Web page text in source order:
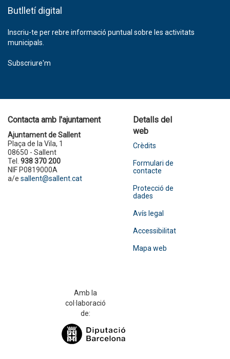
Butlletí digital
Inscriu-te per rebre informació puntual sobre les activitats
municipals.
Subscriure'm
Contacta amb l'ajuntament
Ajuntament de Sallent
Plaça de la Vila, 1
08650 - Sallent
Tel. 938 370 200
NIF P0819000A
a/e sallent@sallent.cat
Detalls del
web
Crèdits
Formulari de
contacte
Protecció de
dades
Avís legal
Accessibilitat
Mapa web
Amb la
col·laboració
de: